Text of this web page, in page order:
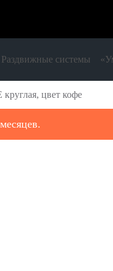
Раздвижные системы
цвет кофе